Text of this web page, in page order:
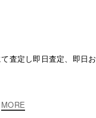
査定し即日査定、即日
MORE